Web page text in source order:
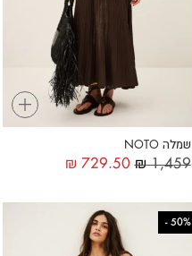
+
שמלה NOTO
₪1,459
₪ 729.50
50%
-